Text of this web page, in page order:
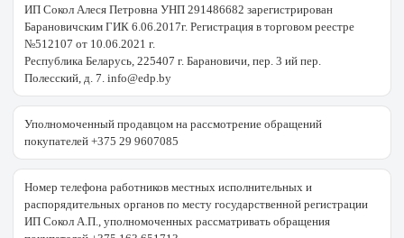
ИП Сокол Алеся Петровна УНП 291486682 зарегистрирован
Барановичским ГИК 6.06.2017г. Регистрация в торговом реестре
№512107 от 10.06.2021 г.
Республика Беларусь, 225407 г. Барановичи, пер. 3 ий пер.
Полесский, д. 7. info@edp.by
Уполномоченный продавцом на рассмотрение обращений
покупателей +375 29 9607085
Номер телефона работников местных исполнительных и
распорядительных органов по месту государственной регистрации
ИП Сокол А.П., уполномоченных рассматривать обращения